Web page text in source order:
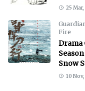
25 Mar,
Fire
Drama
Snow
10